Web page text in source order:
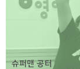
슈퍼맨 공터